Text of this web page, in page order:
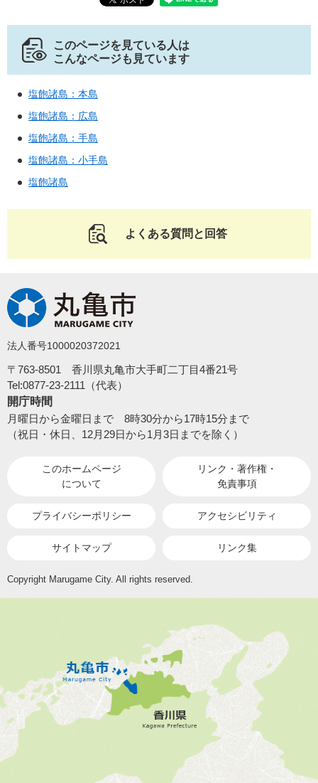
このページを見ている人は
こんなページも見ています
塩飽諸島：本島
塩飽諸島：広島
塩飽諸島：手島
塩飽諸島：小手島
塩飽諸島
よくある質問と回答
法人番号1000020372021
〒763-8501 香川県丸亀市大手町二丁目4番21号
Tel:0877-23-2111（代表）
開庁時間
月曜日から金曜日まで 8時30分から17時15分まで
（祝日・休日、12月29日から1月3日までを除く）
このホームページ
について
リンク・著作権・
免責事項
プライバシーポリシー アクセシビリティ
サイトマップ リンク集
Copyright Marugame City. All rights reserved.